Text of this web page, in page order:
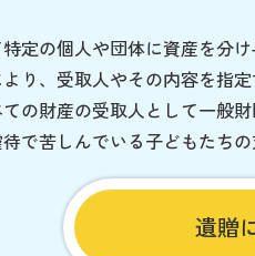
定の個人や団体に資産を分
り、受取人やその内容を指定
の財産の受取人として一般
で苦しんでいる子どもたち
遺贈